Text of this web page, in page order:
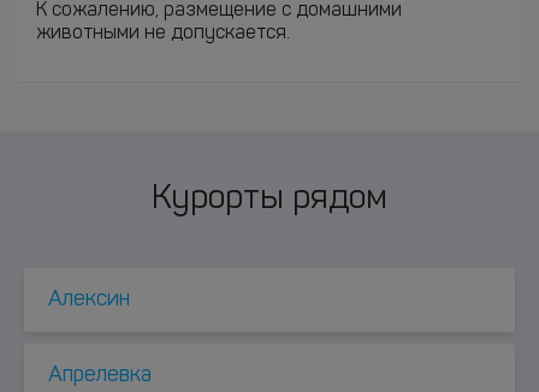
К сожалению, размещение с домашними
животными не допускается.
Курорты рядом
Алексин
Апрелевка